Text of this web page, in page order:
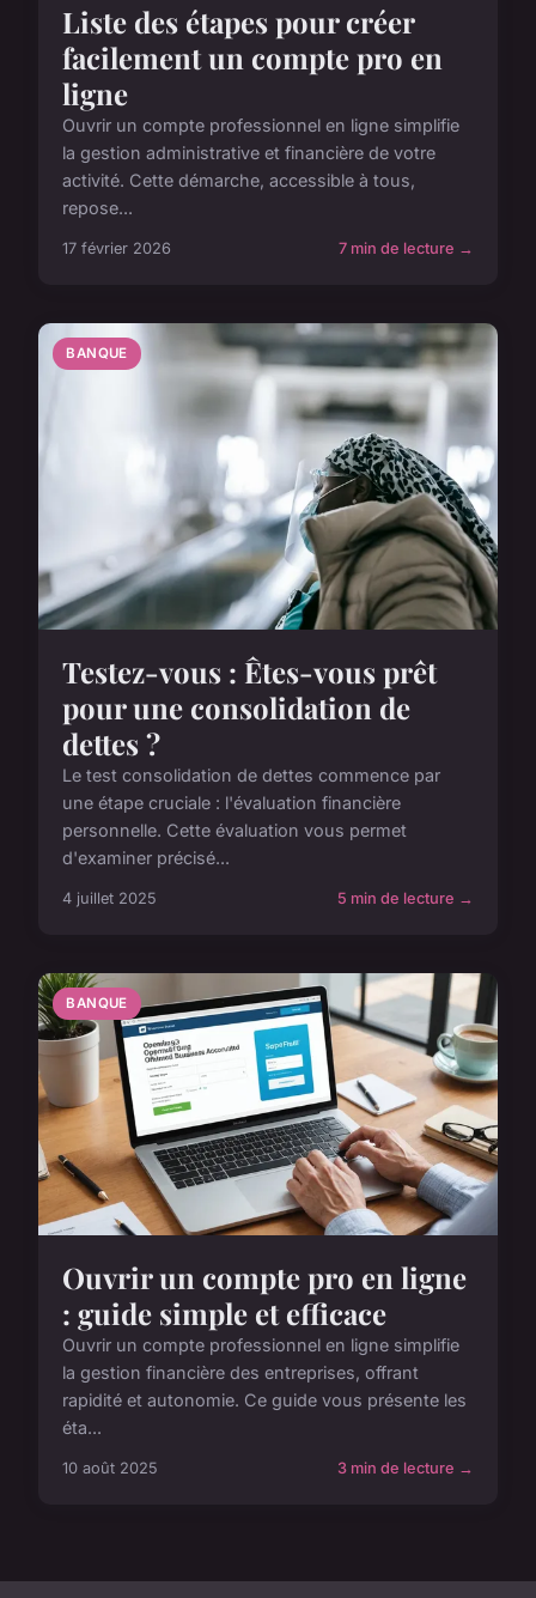
Liste des étapes pour créer
facilement un compte pro en
ligne
Ouvrir un compte professionnel en ligne simplifie
la gestion administrative et financière de votre
activité. Cette démarche, accessible à tous,
repose...
17 février 2026 7 min de lecture →
BANQUE
Testez-vous : Êtes-vous prêt
pour une consolidation de
dettes ?
Le test consolidation de dettes commence par
une étape cruciale : l'évaluation financière
personnelle. Cette évaluation vous permet
d'examiner précisé...
4 juillet 2025 5 min de lecture →
BANQUE
Ouvrir un compte pro en ligne
: guide simple et efficace
Ouvrir un compte professionnel en ligne simplifie
la gestion financière des entreprises, offrant
rapidité et autonomie. Ce guide vous présente les
éta...
10 août 2025 3 min de lecture →